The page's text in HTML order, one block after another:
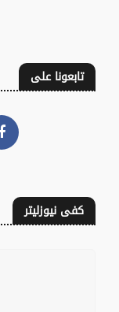
تابعونا على
كفى نيوزليتر